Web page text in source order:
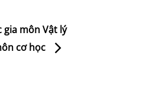
gia môn Vật lý
cơ học